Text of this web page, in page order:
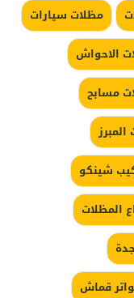
مظلات سيارات
الاحواش
مسابح
شينكو
المظلات
قماش